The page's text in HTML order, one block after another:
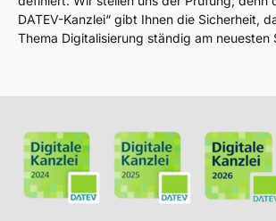
DATEV-Kanzlei“ gibt Ihnen die Sicherheit,
Thema Digitalisierung ständig am neuesten